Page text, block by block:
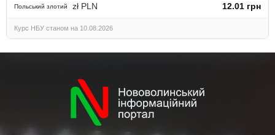
Польський злотий zł PLN 12.01 грн
Курс НБУ станом на 10.08.2026